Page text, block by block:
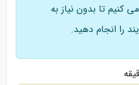
کنیم تا بدون نیاز به
را انجام دهید.